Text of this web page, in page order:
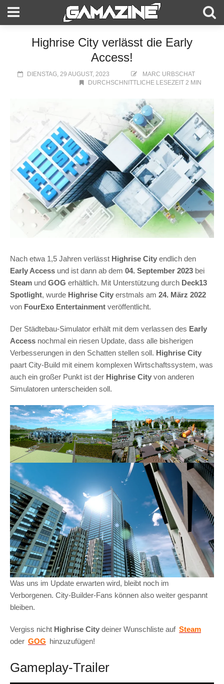
Highrise City verlässt die Early
Access!
DIENSTAG, 29 AUGUST, 2023
MARC URBSCHAT
DURCHSCHNITTLICHE LESEZEIT 2 MIN
Nach etwa 1,5 Jahren verlässt Highrise City endlich den
Early Access und ist dann ab dem 04. September 2023 bei
Steam und GOG erhältlich. Mit Unterstützung durch Deck13
Spotlight, wurde Highrise City erstmals am 24. März 2022
von FourExo Entertainment veröffentlicht.
Der Städtebau-Simulator erhält mit dem verlassen des Early
Access nochmal ein riesen Update, dass alle bisherigen
Verbesserungen in den Schatten stellen soll. Highrise City
paart City-Build mit einem komplexen Wirtschaftssystem, was
auch ein großer Punkt ist der Highrise City von anderen
Simulatoren unterscheiden soll.
Was uns im Update erwarten wird, bleibt noch im
Verborgenen. City-Builder-Fans können also weiter gespannt
bleiben.
Vergiss nicht Highrise City deiner Wunschliste auf Steam
oder GOG hinzuzufügen!
Gameplay-Trailer